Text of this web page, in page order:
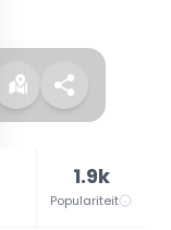
1.9k
Populariteit